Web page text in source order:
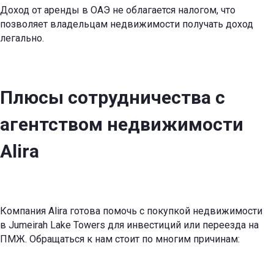
Доход от аренды в ОАЭ не облагается налогом, что
позволяет владельцам недвижимости получать доход
легально.
Плюсы сотрудничества с
агентством недвижимости
Alira
Компания Alira готова помочь с покупкой недвижимости
в Jumeirah Lake Towers для инвестиций или переезда на
ПМЖ. Обращаться к нам стоит по многим причинам: